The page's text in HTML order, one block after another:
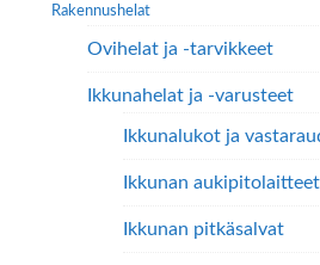
Rakennushelat
Ovihelat ja -tarvikkeet
Ikkunahelat ja -varusteet
Ikkunalukot ja
Ikkunan aukipitolaitteet
Ikkunan pitkäsalvat